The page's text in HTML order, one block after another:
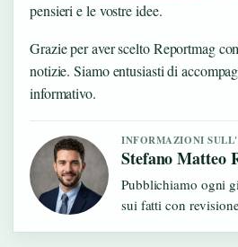
pensieri e le vostre idee.
Grazie per aver scelto Reportmag
notizie. Siamo entusiasti di
informativo.
INFORMAZIONI
Stefano Matteo
Pubblichiamo ogni
sui fatti con